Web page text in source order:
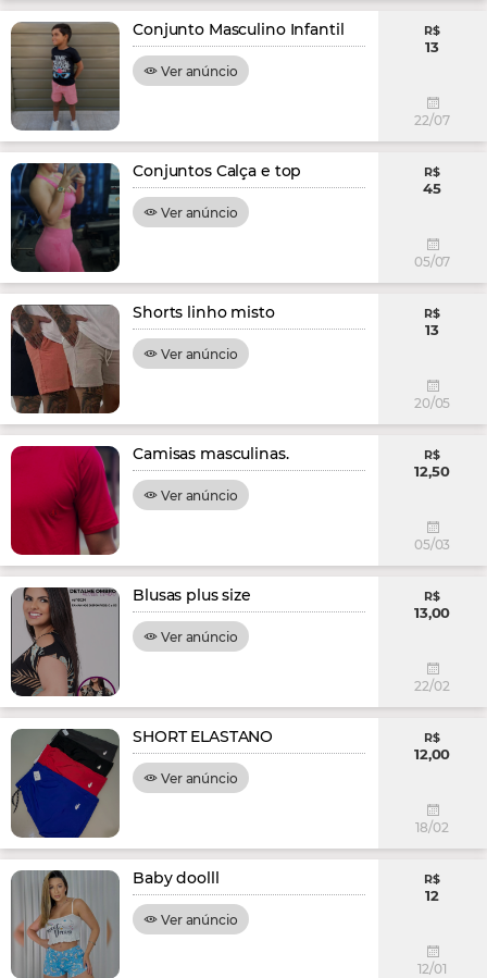
Conjunto Masculino Infantil
Ver anúncio
R$
13
22/07
Conjuntos Calça e top
Ver anúncio
R$
45
05/07
Shorts linho misto
Ver anúncio
R$
13
20/05
Camisas masculinas.
Ver anúncio
R$
12,50
05/03
Blusas plus size
Ver anúncio
R$
13,00
22/02
SHORT ELASTANO
Ver anúncio
R$
12,00
18/02
Baby doolll
Ver anúncio
R$
12
12/01